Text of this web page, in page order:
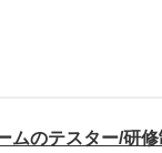
ムのテスター/研